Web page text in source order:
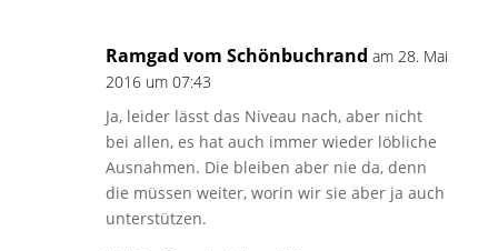
Ramgad vom Schönbuchrand am 28. Mai
2016 um 07:43
Ja, leider lässt das Niveau nach, aber nicht
bei allen, es hat auch immer wieder löbliche
Ausnahmen. Die bleiben aber nie da, denn
die müssen weiter, worin wir sie aber ja auch
unterstützen.